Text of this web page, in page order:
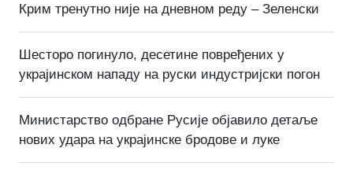
Крим тренутно није на дневном реду – Зеленски
Шесторо погинуло, десетине повређених у
украјинском нападу на руски индустријски погон
Министарство одбране Русије објавило детаље
нових удара на украјинске бродове и луке